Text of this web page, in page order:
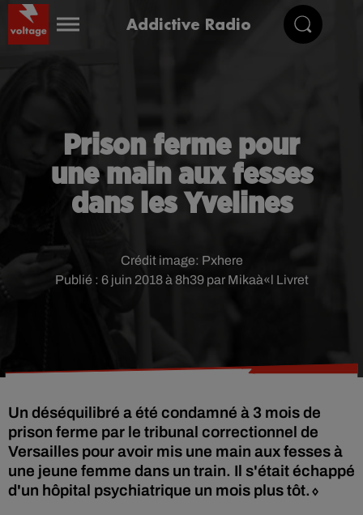
Addictive Radio
Prison ferme pour
une main aux fesses
dans les Yvelines
Publié : 6 juin 2018 à 8h39 par Mikaà«l Livret
Crédit image: Pxhere
Un déséquilibré a été condamné à 3 mois de
prison ferme par le tribunal correctionnel de
Versailles pour avoir mis une main aux fesses à
une jeune femme dans un train. Il s'était échappé
d'un hôpital psychiatrique un mois plus tôt.⬨